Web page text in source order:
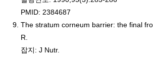
PMID: 2384687
The stratum corneum barrier: the final
R.
잡지: J Nutr.